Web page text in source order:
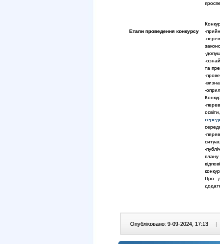
Етапи проведення конкурсу
-
-
-
-
та
-
-
-
-
-
-
Про
Опубліковано: 9-09-2024, 17:13 |